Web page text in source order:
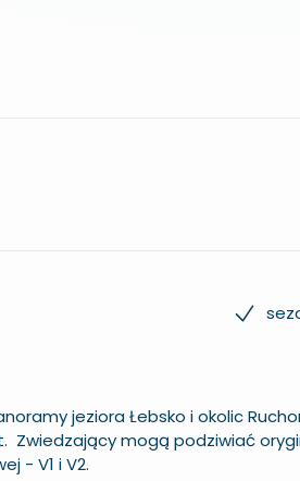
jeziora Łebsko i okolic
Zwiedzający mogą podziwiać
- V1 i V2.